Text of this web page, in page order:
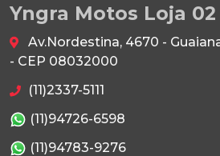
Yngra Motos Loja 02
Av.Nordestina, 4670 -
- CEP 08032000
(11)2337-5111
(11)94726-6598
(11)94783-9276